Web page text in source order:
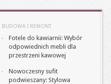
BUDOWA I REMONT
Fotele do kawiarnii: Wybór
odpowiednich mebli dla
przestrzeni kawowej
Nowoczesny sufit
podwieszany: Stylowa